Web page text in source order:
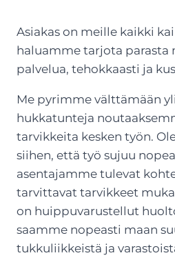
Asiakas on meille kaikki
haluamme tarjota parasta
palvelua, tehokkaasti ja
Me pyrimme välttämään
hukkatunteja
tarvikkeita kesken työn.
siihen, että työ sujuu
asentajamme tulevat
tarvittavat tarvikkeet
on huippuvarustellut
saamme nopeasti maan
tukkuliikkeistä ja